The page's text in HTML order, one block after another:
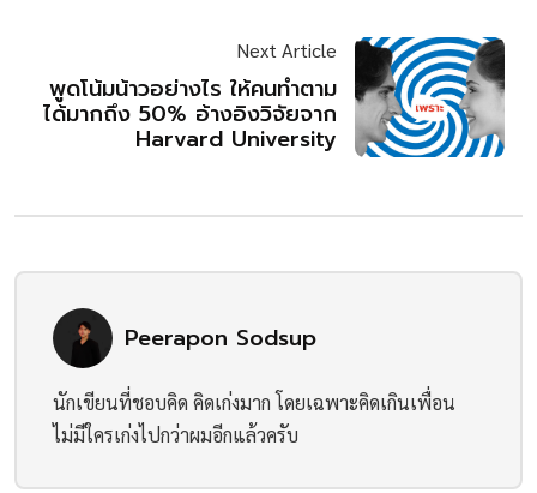
Next Article
พูดโน้มน้าวอย่างไร ให้คนทำตาม
ได้มากถึง 50% อ้างอิงวิจัยจาก
Harvard University
Peerapon Sodsup
นักเขียนที่ชอบคิด คิดเก่งมาก โดยเฉพาะคิดเกินเพื่อน
ไม่มีใครเก่งไปกว่าผมอีกแล้วครับ